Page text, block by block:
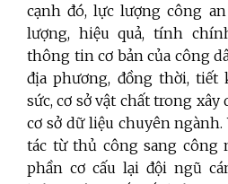
cạnh đó, lực lượng công
lượng, hiệu quả, tính
thông tin cơ bản của công
địa phương, đồng thời, tiết
sức, cơ sở vật chất trong xây
cơ sở dữ liệu chuyên
tác từ thủ công sang công
phần cơ cấu lại đội ngũ